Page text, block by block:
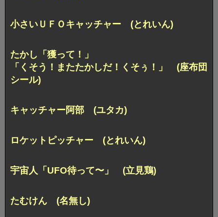
小さいＵＦＯキャッチャー (とれいん)
たかし「獲って！」
「くそう！またたかしだ！くそぅ！」 (座布団
シール)
キャッチャー阿部 (ユタカ)
ロケットピッチャー (とれいん)
宇宙人「UFO待って〜」 (立見鶏)
たむけん (名無し)